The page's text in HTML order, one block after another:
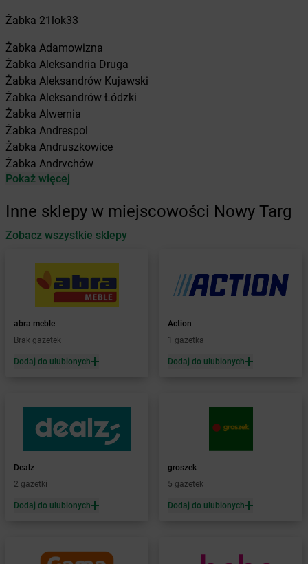
Żabka 21lok33
Żabka Adamowizna
Żabka Aleksandria Druga
Żabka Aleksandrów Kujawski
Żabka Aleksandrów Łódzki
Żabka Alwernia
Żabka Andrespol
Żabka Andruszkowice
Żabka Andrychów
Żabka Antonie
Żabka Automat
Żabka Babica
Babimost
Baborów
Żabka Baboszewo
Żabka Bachowice
Żabka Bądkowo
Żabka Bąków
Żabka Baniocha
Żabka Baranowo
Barcin
Żabka Barczewo
Żabka
Żabka Barlinek
Żabka Barniewice
Baruchowo
Pokaż więcej
Inne sklepy w miejscowości Nowy Targ
Zobacz wszystkie sklepy
abra meble
Brak gazetek
Dodaj do ulubionych
Action
1 gazetka
Dodaj do ulubionych
Dealz
2 gazetki
Dodaj do ulubionych
groszek
5 gazetek
Dodaj do ulubionych